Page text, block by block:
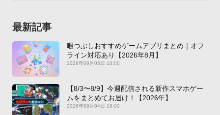
最新記事
暇つぶしおすすめゲームアプリまとめ｜オフ
ライン対応あり【2026年8月】
2026年08月05日 10:00
【8/3〜8/9】今週配信される新作スマホゲー
ムをまとめてお届け！【2026年】
2026年08月04日 16:00